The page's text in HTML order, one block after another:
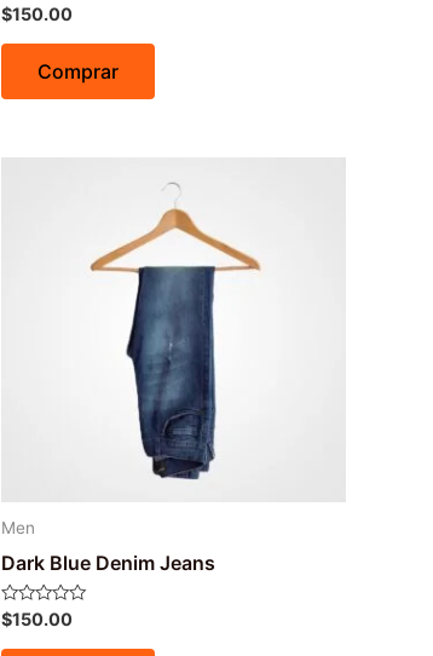
Avaliação
0
de
$150.00
Comprar
Men
Dark Blue Denim Jeans
Avaliação
0
de
$150.00